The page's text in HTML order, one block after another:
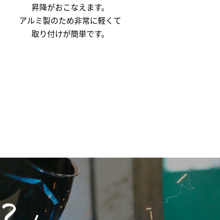
昇降がおこなえます。
アルミ製のため非常に軽くて
取り付けが簡単です。